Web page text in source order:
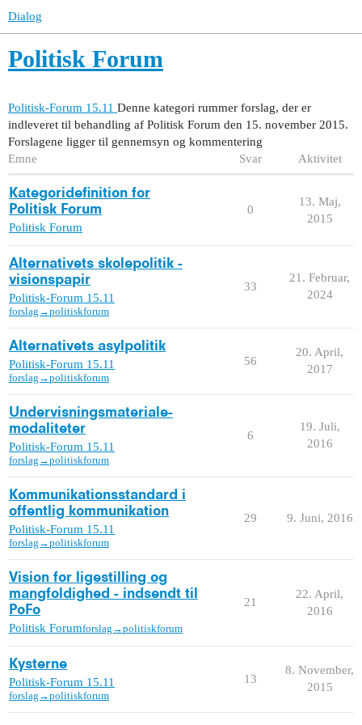
Dialog
Politisk Forum
Politisk-Forum 15.11 Denne kategori rummer forslag, der er
indleveret til behandling af Politisk Forum den 15. november 2015.
Forslagene ligger til gennemsyn og kommentering
Emne
Svar Aktivitet
Kategoridefinition for
Politisk Forum
Politisk Forum
0
13. Maj,
2015
Alternativets skolepolitik -
visionspapir
Politisk-Forum 15.11
forslag→politiskforum
33
21. Februar,
2024
Alternativets asylpolitik
Politisk-Forum 15.11
forslag→politiskforum
56
20. April,
2017
Undervisningsmateriale-
modaliteter
Politisk-Forum 15.11
forslag→politiskforum
6
19. Juli,
2016
Kommunikationsstandard i
offentlig kommunikation
Politisk-Forum 15.11
forslag→politiskforum
29 9. Juni, 2016
Vision for ligestilling og
mangfoldighed - indsendt til
PoFo
Politisk Forumforslag→politiskforum
21
22. April,
2016
Kysterne
Politisk-Forum 15.11
forslag→politiskforum
13
8. November,
2015